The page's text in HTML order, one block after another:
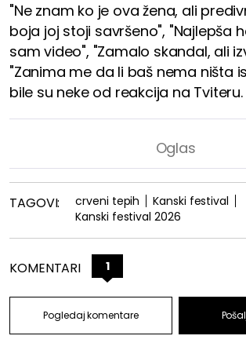
"Ne znam ko je ova žena, ali
boja joj stoji savršeno", "Najlepša
sam video", "Zamalo skandal, ali
"Zanima me da li baš nema ništa
bile su neke od reakcija na Tviteru.
TAGOVI: crveni tepih
Kanski festival
Kanski festival 2026
KOMENTARI 1
Pogledaj komentare